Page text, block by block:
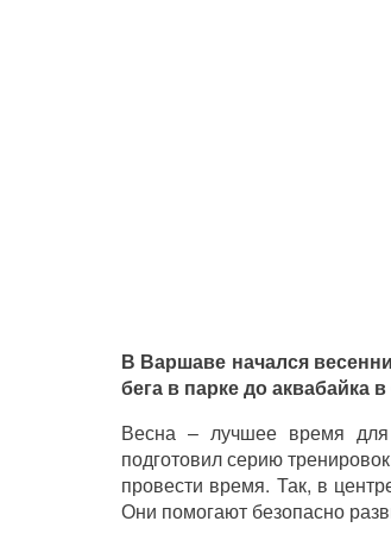
В Варшаве начался
бега в парке до аквабайка
Весна – лучшее время для
подготовил серию
провести время. Так, в
Они помогают безопасно